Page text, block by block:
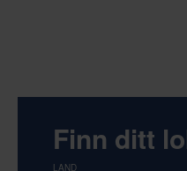
Finn ditt
LAND